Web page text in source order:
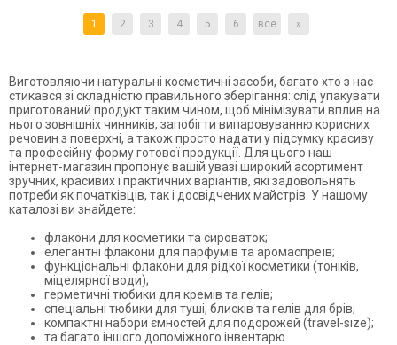
1 2 3 4 5 6 все »
Виготовляючи натуральні косметичні засоби, багато хто з нас
стикався зі складністю правильного зберігання: слід упакувати
приготований продукт таким чином, щоб мінімізувати вплив на
нього зовнішніх чинників, запобігти випаровуванню корисних
речовин з поверхні, а також просто надати у підсумку красиву
та професійну форму готової продукції. Для цього наш
інтернет-магазин пропонує вашій увазі широкий асортимент
зручних, красивих і практичних варіантів, які задовольнять
потреби як початківців, так і досвідчених майстрів. У нашому
каталозі ви знайдете:
флакони для косметики та сироваток;
елегантні флакони для парфумів та аромаспреїв;
функціональні флакони для рідкої косметики (тоніків,
міцелярної води);
герметичні тюбики для кремів та гелів;
спеціальні тюбики для туші, блисків та гелів для брів;
компактні набори ємностей для подорожей (travel-size);
та багато іншого допоміжного інвентарю.